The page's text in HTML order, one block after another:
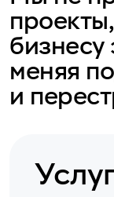
меняя
и